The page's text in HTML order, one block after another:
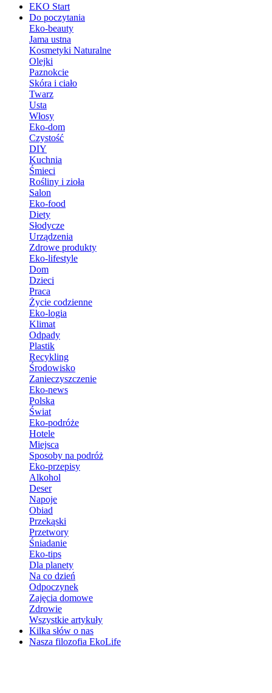
EKO Start
Do poczytania
Eko-beauty
Jama ustna
Kosmetyki Naturalne
Olejki
Paznokcie
Skóra i ciało
Twarz
Usta
Włosy
Eko-dom
Czystość
DIY
Kuchnia
Śmieci
Rośliny i zioła
Salon
Eko-food
Diety
Słodycze
Urządzenia
Zdrowe produkty
Eko-lifestyle
Dom
Dzieci
Praca
Życie codzienne
Eko-logia
Klimat
Odpady
Plastik
Recykling
Środowisko
Zanieczyszczenie
Eko-news
Polska
Świat
Eko-podróże
Hotele
Miejsca
Sposoby na podróż
Eko-przepisy
Alkohol
Deser
Napoje
Obiad
Przekąski
Przetwory
Śniadanie
Eko-tips
Dla planety
Na co dzień
Odpoczynek
Zajęcia domowe
Zdrowie
Wszystkie artykuły
Kilka słów o nas
Nasza filozofia EkoLife